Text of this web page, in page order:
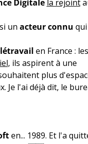
Digitale la rejoint
un acteur connu qui
en France : les
, ils aspirent à une
plus
Je l'ai déjà dit, le
en... 1989. Et l'a